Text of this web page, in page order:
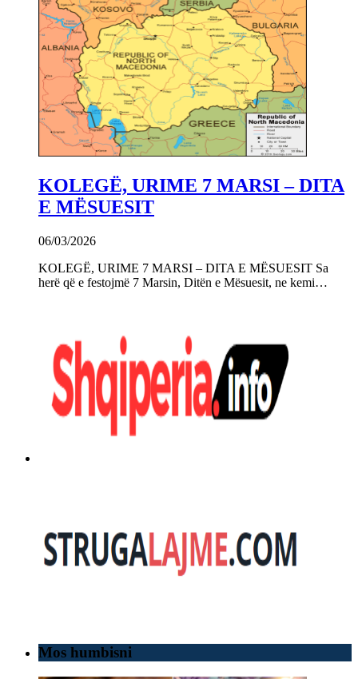
KOLEGË, URIME 7 MARSI – DITA
E MËSUESIT
06/03/2026
KOLEGË, URIME 7 MARSI – DITA E MËSUESIT Sa
herë që e festojmë 7 Marsin, Ditën e Mësuesit, ne kemi…
Mos humbisni